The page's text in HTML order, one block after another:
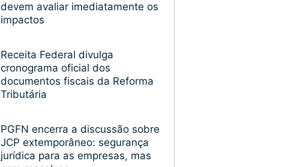
devem avaliar imediatamente os
impactos
Receita Federal divulga
cronograma oficial dos
documentos fiscais da Reforma
Tributária
PGFN encerra a discussão sobre
JCP extemporâneo: segurança
jurídica para as empresas, mas